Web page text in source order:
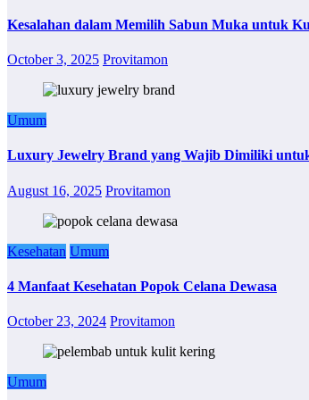
Kesalahan dalam Memilih Sabun Muka untuk
October 3, 2025 Provitamon
Umum
Luxury Jewelry Brand yang Wajib Dimiliki
August 16, 2025 Provitamon
Kesehatan Umum
4 Manfaat Kesehatan Popok Celana Dewasa
October 23, 2024 Provitamon
Umum